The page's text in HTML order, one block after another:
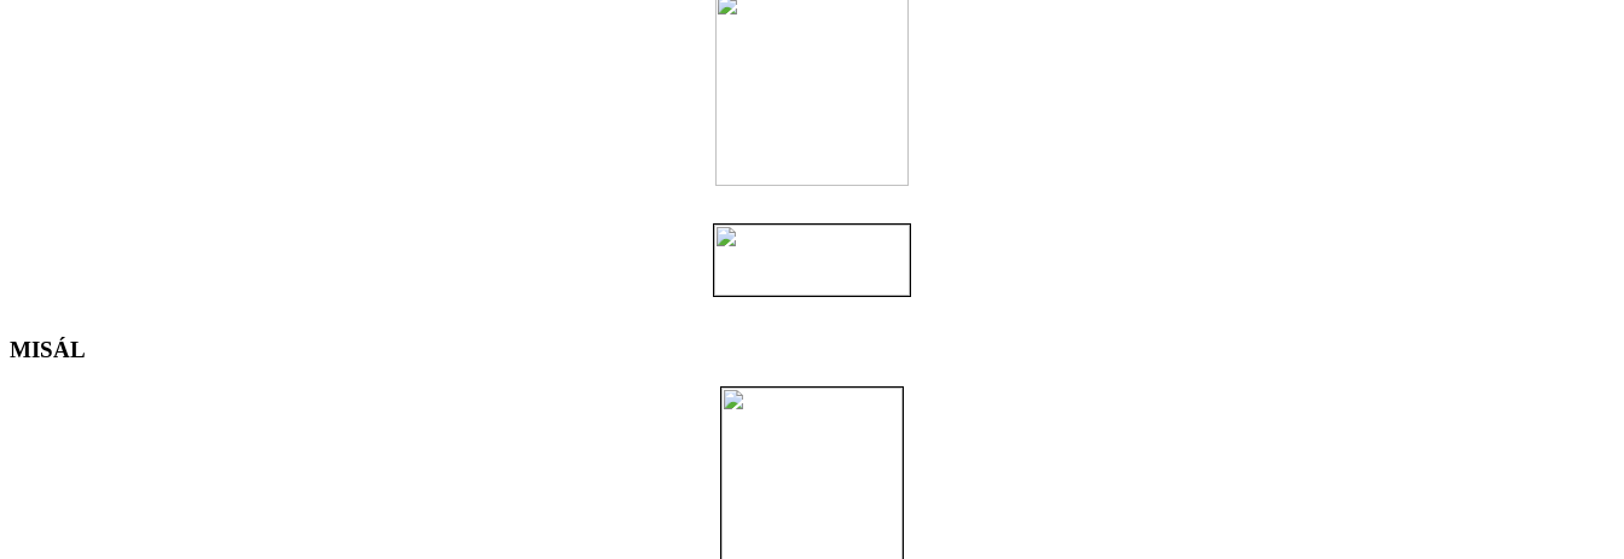
MISÁL